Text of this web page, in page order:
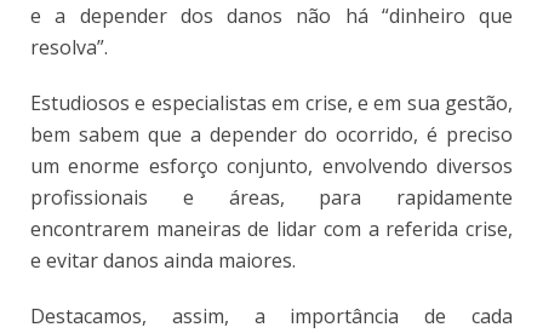
e a depender dos danos não há “dinheiro que
resolva”.
Estudiosos e especialistas em crise, e em sua gestão,
bem sabem que a depender do ocorrido, é preciso
um enorme esforço conjunto, envolvendo diversos
profissionais e áreas, para rapidamente
encontrarem maneiras de lidar com a referida crise,
e evitar danos ainda maiores.
Destacamos, assim, a importância de cada